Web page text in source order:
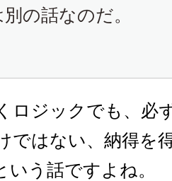
の話なのだ。
ロジックでも、必
ではない、納得を
う話ですよね。